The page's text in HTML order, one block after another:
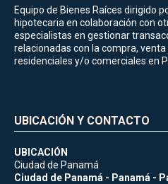
Equipo de Bienes Raíces dirigido
hipotecaria en colaboración con
especialistas en gestionar
relacionadas con la compra,
residenciales y/o comerciales en
UBICACIÓN Y CONTACTO
UBICACIÓN
Ciudad de Panamá
Ciudad de Panamá - Panamá -